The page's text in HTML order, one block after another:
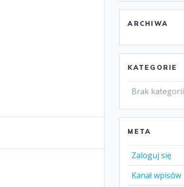
ARCHIWA
KATEGORIE
Brak kategorii
META
Zaloguj się
Kanał wpisów